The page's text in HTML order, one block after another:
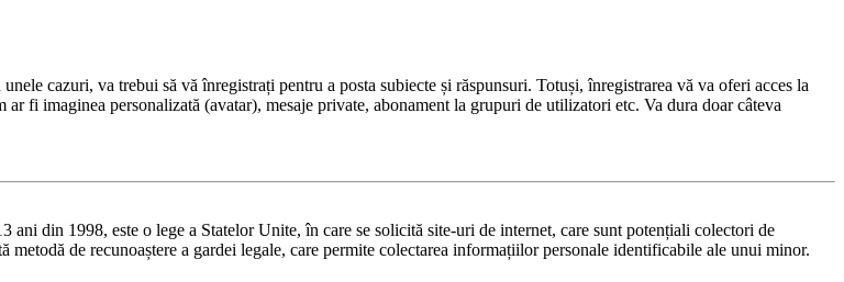
cazuri, va trebui să vă înregistrați pentru a posta subiecte și răspunsuri. Totuși, înregistrarea vă va oferi acces la
fi imaginea personalizată (avatar), mesaje private, abonament la grupuri de utilizatori etc. Va dura doar câteva
din 1998, este o lege a Statelor Unite, în care se solicită site-uri de internet, care sunt potențiali colectori de
de recunoaștere a gardei legale, care permite colectarea informațiilor personale identificabile ale unui minor.